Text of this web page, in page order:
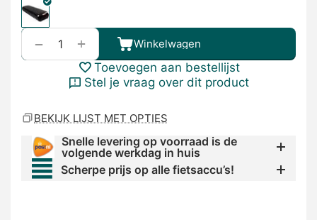
+
− Winkelwagen
Toevoegen aan bestellijst
Stel je vraag over dit product
BEKIJK LIJST MET OPTIES
Snelle levering op voorraad is de
volgende werkdag in huis
Scherpe prijs op alle fietsaccu’s!